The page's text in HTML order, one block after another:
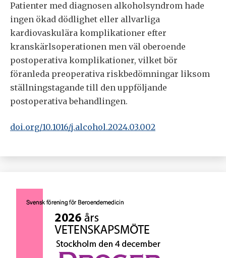
Patienter med diagnosen alkoholsyndrom hade
ingen ökad dödlighet eller allvarliga
kardiovaskulära komplikationer efter
kranskärlsoperationen men väl oberoende
postoperativa komplikationer, vilket bör
föranleda preoperativa riskbedömningar liksom
ställningstagande till den uppföljande
postoperativa behandlingen.
doi.org/10.1016/j.alcohol.2024.03.002